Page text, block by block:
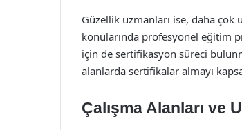
Güzellik uzmanları ise, daha çok
konularında profesyonel eğitim
için de sertifikasyon süreci
alanlarda sertifikalar almayı
Çalışma Alanları ve